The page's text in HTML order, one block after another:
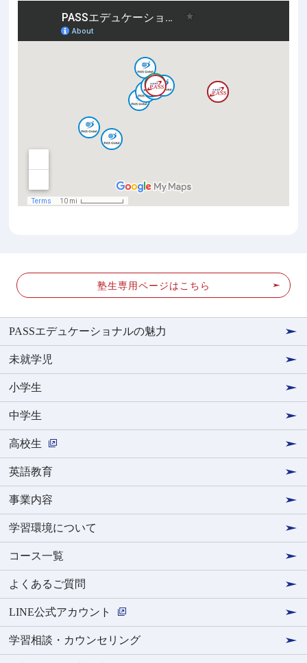
塾生専用ページはこちら
PASSエデュケーショナルの魅力
未就学児
小学生
中学生
高校生
英語教育
事業内容
学習環境について
コース一覧
よくあるご質問
LINE公式アカウント
学習相談・カウンセリング